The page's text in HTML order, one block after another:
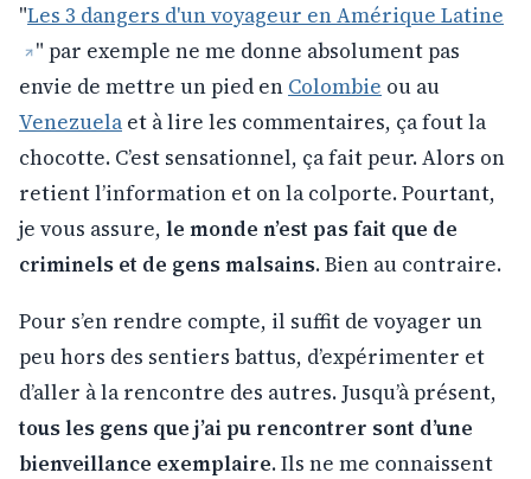
"Les 3 dangers d'un voyageur en Amérique Latine
" par exemple ne me donne absolument pas
envie de mettre un pied en Colombie ou au
Venezuela et à lire les commentaires, ça fout la
chocotte. C’est sensationnel, ça fait peur. Alors on
retient l’information et on la colporte. Pourtant,
je vous assure, le monde n’est pas fait que de
criminels et de gens malsains. Bien au contraire.
Pour s’en rendre compte, il suffit de voyager un
peu hors des sentiers battus, d’expérimenter et
d’aller à la rencontre des autres. Jusqu’à présent,
tous les gens que j’ai pu rencontrer sont d’une
bienveillance exemplaire. Ils ne me connaissent